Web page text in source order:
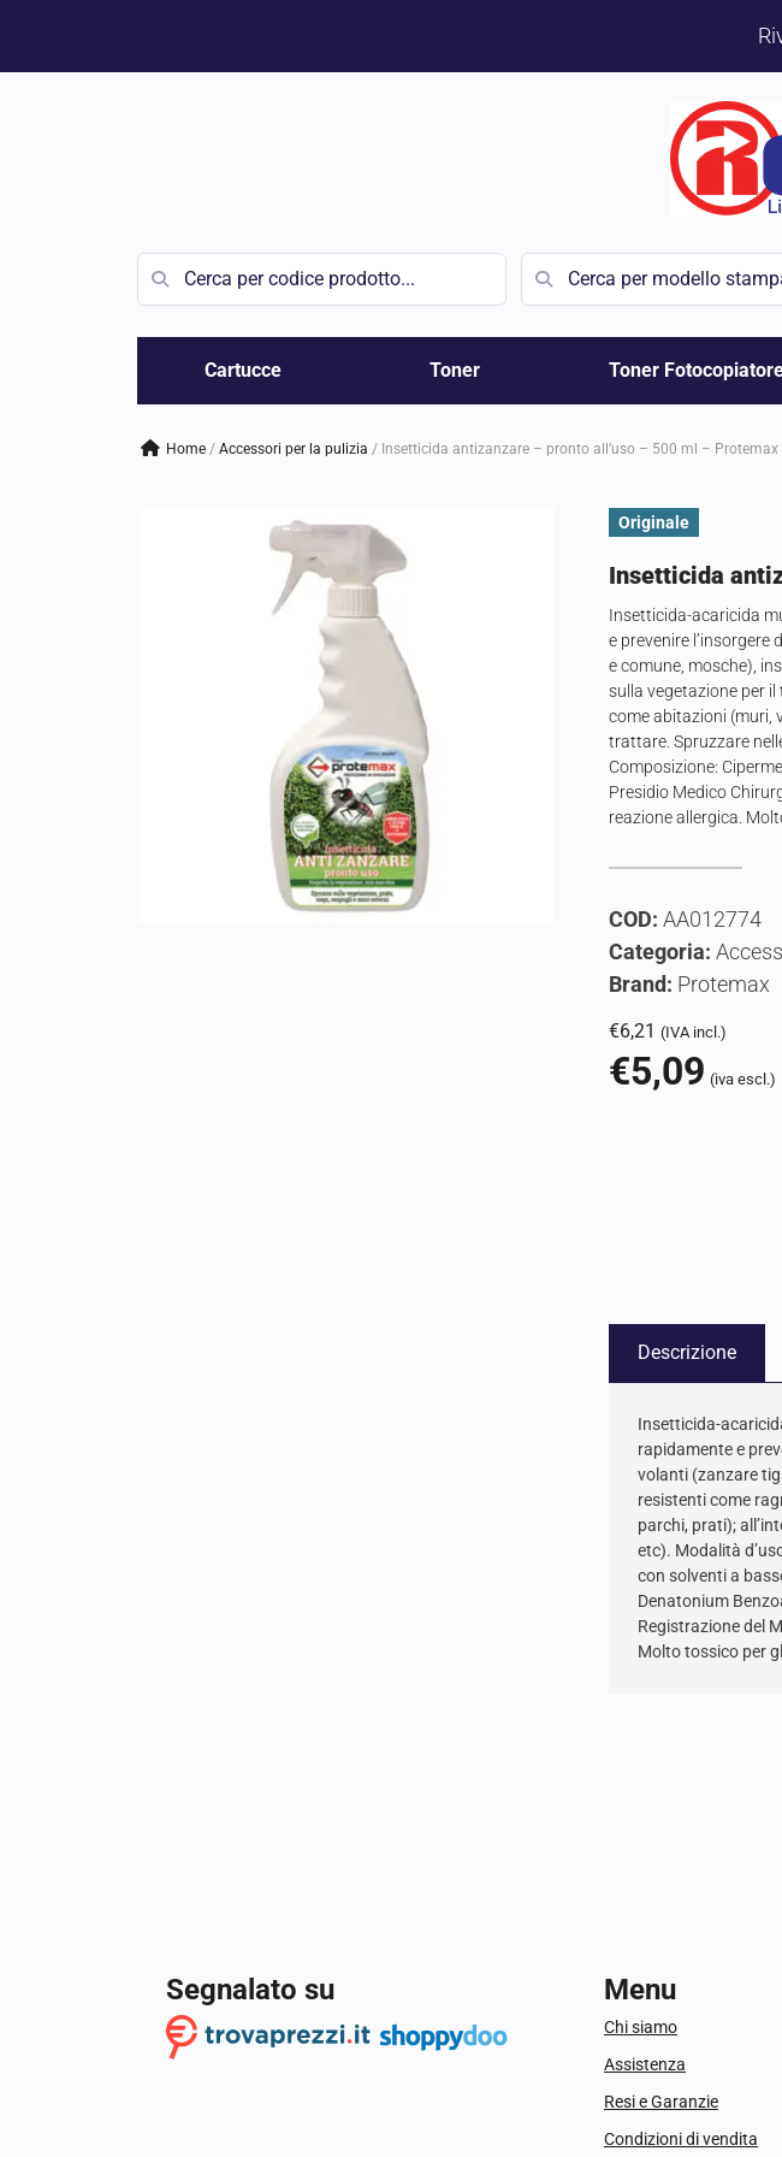
Vai
Cartucce Toner Toner
Home / accessori per la pulizia / Insetticida antizanzare – pronto all’uso – 500 ml – Protemax
Originale
Insetticida
Insetticida-acaricida
e prevenire
e comune, mosche),
sulla vegetazione per il
come abitazioni (muri,
trattare. Spruzzare
Composizione:
Presidio Medico
reazione allergica.
COD:AA012774
Categoria:
Brand: Protemax
€6,21 (IVA incl.)
€5,09 (iva escl.)
Descrizione
Insetticida-
rapidamente e
volanti (zanzare
resistenti come
parchi, prati);
etc). Modalità
con solventi a
Denatonium
Registrazione del
Molto tossico per
Segnalato su Menu
Chi siamo
Assistenza
Resi e Garanzie
Condizioni di vendita